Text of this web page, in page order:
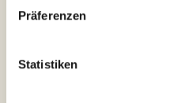
Präferenzen
Statistiken